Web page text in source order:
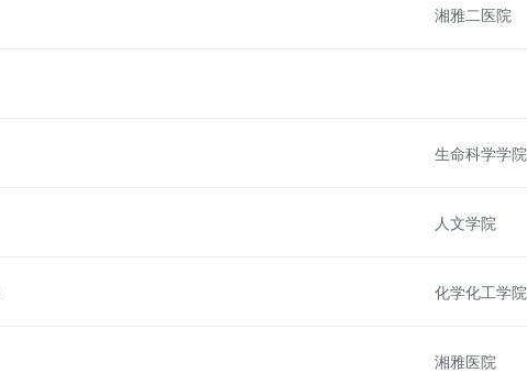
湘雅二医院
生命科学学院
人文学院
化学化工学院
湘雅医院